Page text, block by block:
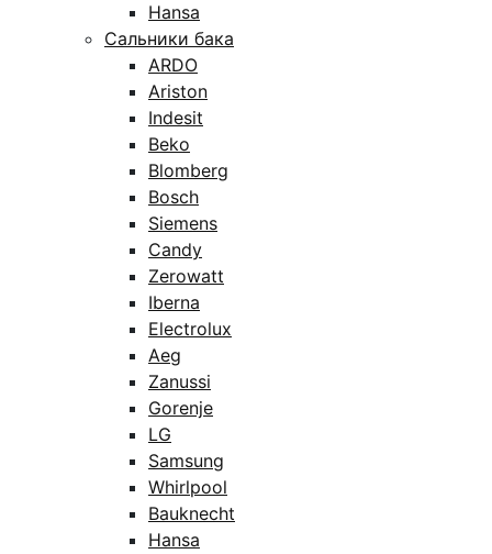
Hansa
Сальники бака
ARDO
Ariston
Indesit
Beko
Blomberg
Bosch
Siemens
Candy
Zerowatt
Iberna
Electrolux
Aeg
Zanussi
Gorenje
LG
Samsung
Whirlpool
Bauknecht
Hansa